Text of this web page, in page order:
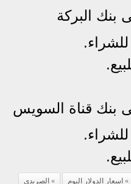
بنك البركة
بنك قناة السويس
اسعار الدولار اليوم الصريدي